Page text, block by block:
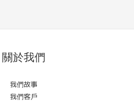
關於我們
我們故事
我們客戶